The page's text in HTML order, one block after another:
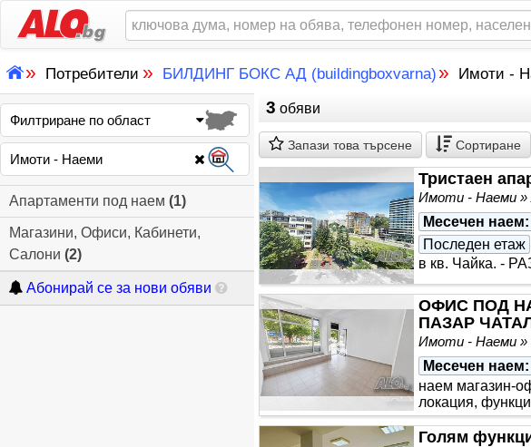
» Потребители» БИЛДИНГ БОКС АД (buildingboxvarna) » Имоти -
Филтриране по област
Имоти - Наеми
Апартаменти под наем (1)
Магазини, Офиси, Кабинети,
Салони (2)
Абонирай се за нови обяви
3 обяви
Запази това търсене Сортиране
Тристаен
Имоти - Наеми
Месечен наем:
Последен етаж
в кв. Чайка. -
ОФИС ПОД
ПАЗАР
Имоти - Наеми »
Месечен наем:
наем магазин-
локация,
Голям